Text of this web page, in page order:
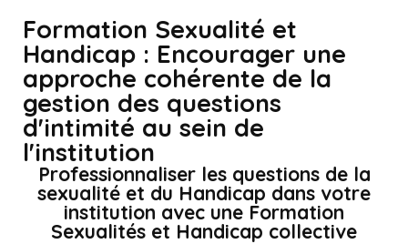
Formation Sexualité et
Handicap : Encourager une
approche cohérente de la
gestion des questions
d'intimité au sein de
l'institution
Professionnaliser les questions de la
sexualité et du Handicap dans votre
institution avec une Formation
Sexualités et Handicap collective